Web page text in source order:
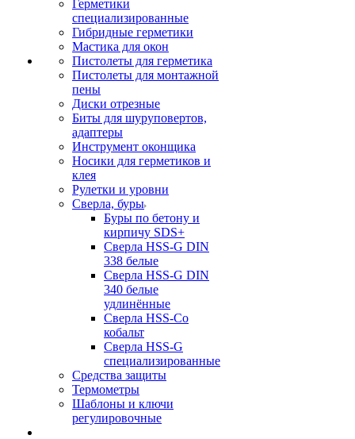
Герметики
специализированные
Гибридные герметики
Мастика для окон
Пистолеты для герметика
Пистолеты для монтажной
пены
Диски отрезные
Биты для шуруповертов,
адаптеры
Инструмент оконщика
Носики для герметиков и
клея
Рулетки и уровни
Сверла, буры
Буры по бетону и
кирпичу SDS+
Сверла HSS-G DIN
338 белые
Сверла HSS-G DIN
340 белые
удлинённые
Сверла HSS-Co
кобальт
Сверла HSS-G
специализированные
Средства защиты
Термометры
Шаблоны и ключи
регулировочные